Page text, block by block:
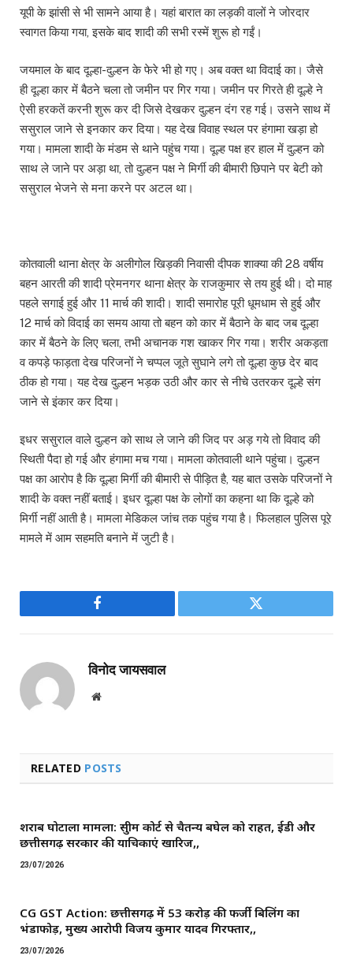
यूपी के झांसी से भी सामने आया है। यहां बारात का लड़की वालों ने जोरदार
स्वागत किया गया, इसके बाद शादी की सभी रस्में शुरू हो गईं।
जयमाल के बाद दूल्हा-दुल्हन के फेरे भी हो गए। अब वक्त था विदाई का। जैसे
ही दूल्हा कार में बैठने चला तो जमीन पर गिर गया। जमीन पर गिरते ही दूल्हे ने
ऐसी हरकतें करनी शुरू कर दी जिसे देखकर दुल्हन दंग रह गई। उसने साथ में
ससुराल जाने से इनकार कर दिया। यह देख विवाह स्थल पर हंगामा खड़ा हो
गया। मामला शादी के मंडम से थाने पहुंच गया। दूल्ह पक्ष हर हाल में दुल्हन को
साथ ले जाने पर अड़ा था, तो दुल्हन पक्ष ने मिर्गी की बीमारी छिपाने पर बेटी को
ससुराल भेजने से मना करने पर अटल था।
कोतवाली थाना क्षेत्र के अलीगोल खिड़की निवासी दीपक शाक्या की 28 वर्षीय
बहन आरती की शादी प्रेमनगर थाना क्षेत्र के राजकुमार से तय हुई थी। दो माह
पहले सगाई हुई और 11 मार्च की शादी। शादी समारोह पूरी धूमधाम से हुई और
12 मार्च को विदाई का समय आया तो बहन को कार में बैठाने के बाद जब दूल्हा
कार में बैठने के लिए चला, तभी अचानक गश खाकर गिर गया। शरीर अकड़ता
व कपड़े फाड़ता देख परिजनों ने चप्पल जूते सुघाने लगे तो दूल्हा कुछ देर बाद
ठीक हो गया। यह देख दुल्हन भड़क उठी और कार से नीचे उतरकर दूल्हे संग
जाने से इंकार कर दिया।
इधर ससुराल वाले दुल्हन को साथ ले जाने की जिद पर अड़ गये तो विवाद की
स्थिती पैदा हो गई और हंगामा मच गया। मामला कोतवाली थाने पहुंचा। दुल्हन
पक्ष का आरोप है कि दूल्हा मिर्गी की बीमारी से पीड़ित है, यह बात उसके परिजनों ने
शादी के वक्त नहीं बताई। इधर दूल्हा पक्ष के लोगों का कहना था कि दूल्हे को
मिर्गी नहीं आती है। मामला मेडिकल जांच तक पहुंच गया है। फिलहाल पुलिस पूरे
मामले में आम सहमति बनाने में जुटी है।
Facebook Twitter
विनोद जायसवाल
Website
RELATED POSTS
शराब घोटाला मामला: सुप्रीम कोर्ट से चैतन्य बघेल को राहत, ईडी और
छत्तीसगढ़ सरकार की याचिकाएं खारिज,,
23/07/2026
CG GST Action: छत्तीसगढ़ में 53 करोड़ की फर्जी बिलिंग का
भंडाफोड़, मुख्य आरोपी विजय कुमार यादव गिरफ्तार,,
23/07/2026